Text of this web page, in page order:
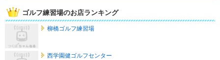
ゴルフ練習場のお店ランキング
柳橋ゴルフ練習場
西学園健ゴルフセンター